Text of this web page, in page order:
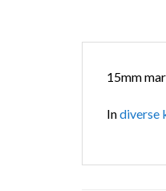
15mm
Indiverse